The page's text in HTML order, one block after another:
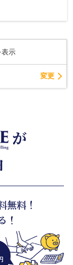
表示
変更